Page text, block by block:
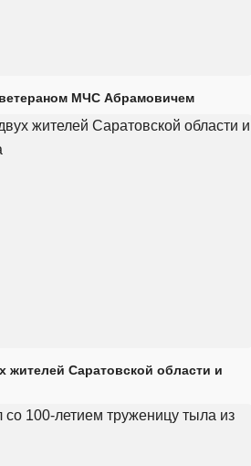
МЧС Абрамовичем
жителей Саратовской области и